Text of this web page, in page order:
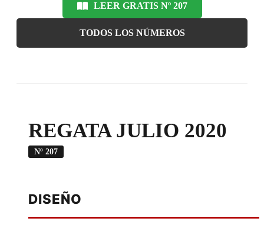
LEER GRATIS Nº 207
TODOS LOS NÚMEROS
REGATA JULIO 2020
Nº 207
DISEÑO